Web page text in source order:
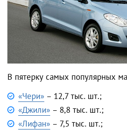
В пятерку самых популярных
«Чери» – 12,7 тыс. шт.;
«Джили» – 8,8 тыс. шт.;
«Лифан» – 7,5 тыс. шт.;